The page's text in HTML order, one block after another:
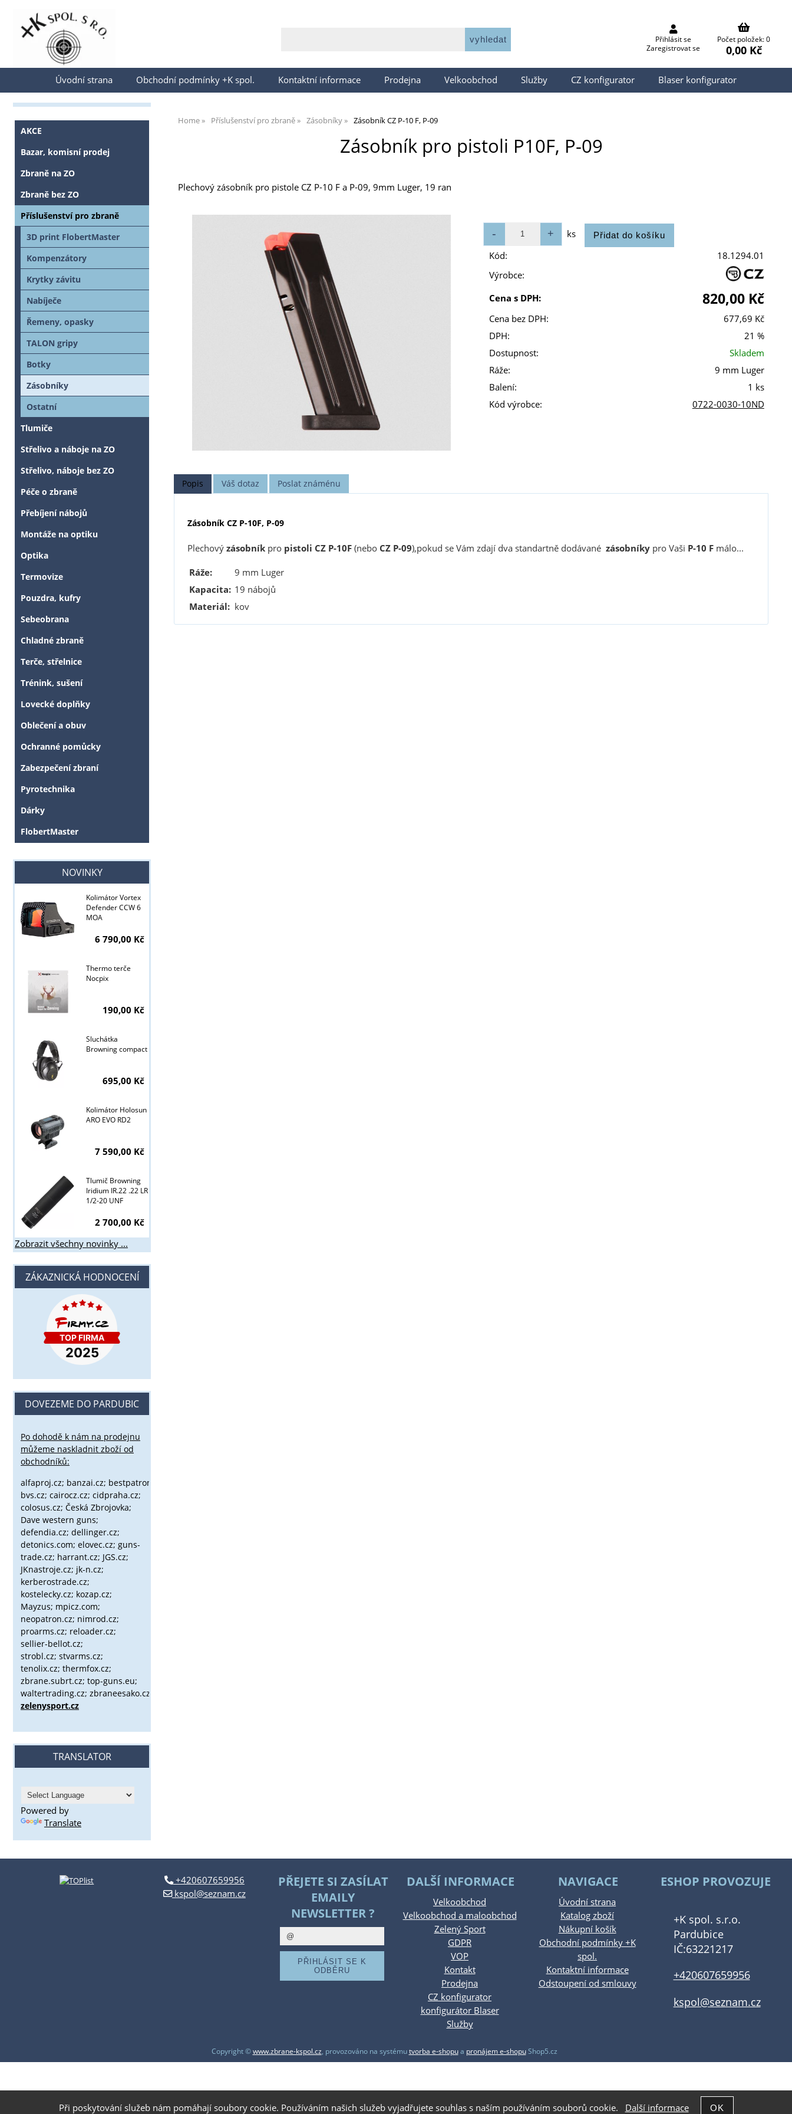
Přihlásit se
Přihlásit se
Zaregistrovat se
Počet položek: 0
0,00 Kč
Úvodní strana Obchodní podmínky +K spol. Kontaktní informace Prodejna Velkoobchod Služby CZ konfigurator Blaser konfigurator
Home Příslušenství pro zbraně Zásobníky Zásobník CZ P-10 F, P-09
Zásobník pro pistoli P10F, P-09
Plechový zásobník pro pistole CZ P-10 F a P-09, 9mm Luger, 19 ran
ks
Kód:
18.1294.01
Výrobce:
Cena s DPH:
820,00 Kč
Cena bez DPH:
677,69 Kč
DPH:
21 %
Dostupnost:
Skladem
Ráže:
9 mm Luger
Balení:
1 ks
Kód výrobce:
0722-0030-10ND
Popis Váš dotaz Poslat známénu
Zásobník CZ P-10F, P-09
Plechovýzásobníkpro pistoli CZ P-10F(neboCZ P-09),pokud se Vám zdají dva standartně dodávané zásobníkypro Vaši P-10 Fmálo...
Ráže:
9 mm Luger
Kapacita: 19 nábojů
Materiál: kov
AKCE
Bazar, komisní prodej
Zbraně na ZO
Zbraně bez ZO
Příslušenství pro zbraně
3D print FlobertMaster
Kompenzátory
Krytky závitu
Nabíječe
Řemeny, opasky
TALON gripy
Botky
Zásobníky
Ostatní
Tlumiče
Střelivo a náboje na ZO
Střelivo, náboje bez ZO
Péče o zbraně
Přebíjení nábojů
Montáže na optiku
Optika
Termovize
Pouzdra, kufry
Sebeobrana
Chladné zbraně
Terče, střelnice
Trénink, sušení
Lovecké doplňky
Oblečení a obuv
Ochranné pomůcky
Zabezpečení zbraní
Pyrotechnika
Dárky
FlobertMaster
NOVINKY
Kolimátor Vortex
Defender CCW 6
MOA
6 790,00 Kč
Thermo terče
Nocpix
190,00 Kč
Sluchátka
Browning compact
695,00 Kč
Kolimátor Holosun
ARO EVO RD2
7 590,00 Kč
Tlumič Browning
Iridium IR.22 .22 LR
1/2-20 UNF
2 700,00 Kč
Zobrazit všechny novinky ...
ZÁKAZNICKÁ HODNOCENÍ
DOVEZEME DO PARDUBIC
Po dohodě k nám na prodejnu
můžeme naskladnit zboží od
obchodníků:
alfaproj.cz; banzai.cz; bestpatron.eu;
bvs.cz; cairocz.cz; cidpraha.cz;
colosus.cz; Česká Zbrojovka;
Dave western guns;
defendia.cz; dellinger.cz;
detonics.com; elovec.cz; guns-
trade.cz; harrant.cz; JGS.cz;
JKnastroje.cz; jk-n.cz;
kerberostrade.cz;
kostelecky.cz; kozap.cz;
Mayzus; mpicz.com;
neopatron.cz; nimrod.cz;
proarms.cz; reloader.cz;
sellier-bellot.cz;
strobl.cz; stvarms.cz;
tenolix.cz; thermfox.cz;
zbrane.subrt.cz; top-guns.eu;
waltertrading.cz; zbraneesako.cz;
zelenysport.cz
TRANSLATOR
Powered by
Translate
+420607659956
kspol@seznam.cz
PŘEJETE SI ZASÍLAT
EMAILY
NEWSLETTER ?
DALŠÍ INFORMACE
Velkoobchod
Velkoobchod a maloobchod
Zelený Sport
GDPR
VOP
Kontakt
Prodejna
CZ konfigurator
konfigurátor Blaser
Služby
NAVIGACE
Úvodní strana
Katalog zboží
Nákupní košík
Obchodní podmínky +K
spol.
Kontaktní informace
Odstoupení od smlouvy
ESHOP PROVOZUJE
+K spol. s.r.o.
Pardubice
IČ:63221217
+420607659956
kspol@seznam.cz
Copyright ©www.zbrane-kspol.cz, provozováno na systémutvorba e-shopua pronájem e-shopuShop5.cz
Při poskytování služeb nám pomáhají soubory cookie. Používáním našich služeb vyjadřujete souhlas s naším používáním souborů cookie. Další informace